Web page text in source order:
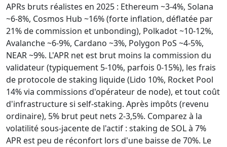
APRs bruts réalistes en 2025 : Ethereum ~3-4%, Solana
~6-8%, Cosmos Hub ~16% (forte inflation, déflatée par
21% de commission et unbonding), Polkadot ~10-12%,
Avalanche ~6-9%, Cardano ~3%, Polygon PoS ~4-5%,
NEAR ~9%. L'APR net est brut moins la commission du
validateur (typiquement 5-10%, parfois 0-15%), les frais
de protocole de staking liquide (Lido 10%, Rocket Pool
14% via commissions d'opérateur de node), et tout coût
d'infrastructure si self-staking. Après impôts (revenu
ordinaire), 5% brut peut nets 2-3,5%. Comparez à la
volatilité sous-jacente de l'actif : staking de SOL à 7%
APR est peu de réconfort lors d'une baisse de 70%. Le